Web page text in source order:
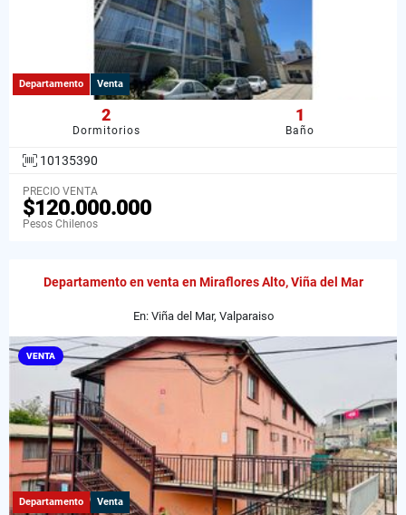
Departamento Venta
2
Dormitorios
1
Baño
10135390
PRECIO VENTA
$120.000.000
Pesos Chilenos
Departamento en venta en Miraflores Alto, Viña del Mar
En: Viña del Mar, Valparaiso
VENTA
Departamento Venta